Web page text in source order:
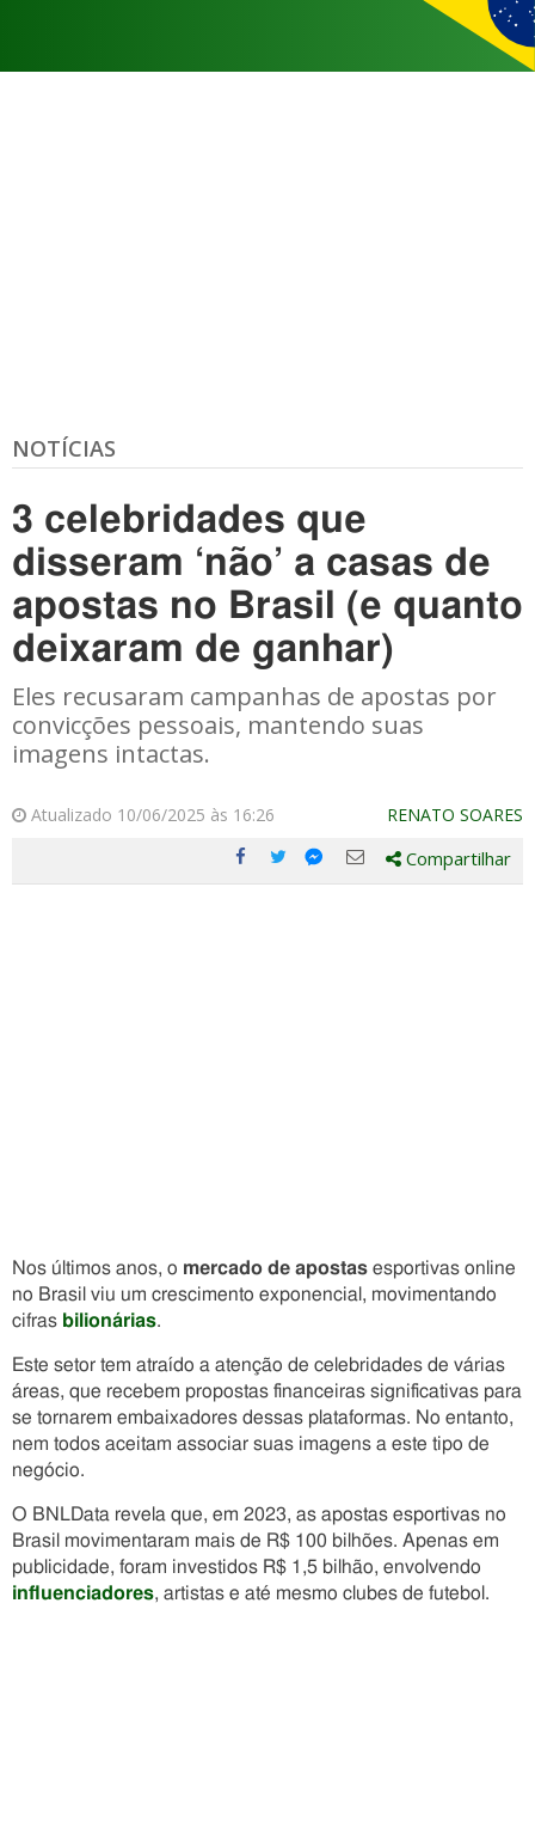
NOTÍCIAS
3 celebridades que
disseram ‘não’ a casas de
apostas no Brasil (e quanto
deixaram de ganhar)
Eles recusaram campanhas de apostas por
convicções pessoais, mantendo suas
imagens intactas.
Atualizado 10/06/2025 às 16:26 RENATO SOARES
Compartilhe
Compartilhe
Compartilhe
Compartilhe
Compartilhar
Nos últimos anos, o mercado de apostas esportivas online
no Brasil viu um crescimento exponencial, movimentando
cifras bilionárias.
Este setor tem atraído a atenção de celebridades de várias
áreas, que recebem propostas financeiras significativas para
se tornarem embaixadores dessas plataformas. No entanto,
nem todos aceitam associar suas imagens a este tipo de
negócio.
O BNLData revela que, em 2023, as apostas esportivas no
Brasil movimentaram mais de R$ 100 bilhões. Apenas em
publicidade, foram investidos R$ 1,5 bilhão, envolvendo
influenciadores, artistas e até mesmo clubes de futebol.